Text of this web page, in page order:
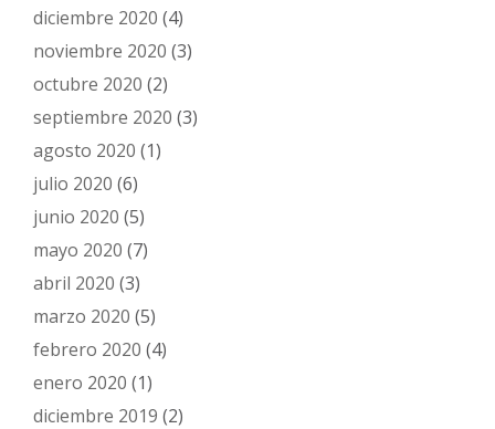
diciembre 2020 (4)
noviembre 2020 (3)
octubre 2020 (2)
septiembre 2020 (3)
agosto 2020 (1)
julio 2020 (6)
junio 2020 (5)
mayo 2020 (7)
abril 2020 (3)
marzo 2020 (5)
febrero 2020 (4)
enero 2020 (1)
diciembre 2019 (2)